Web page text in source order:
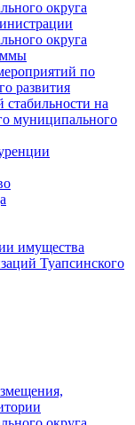
округа
округа
по
развития
на
муниципального
имущества
Туапсинского